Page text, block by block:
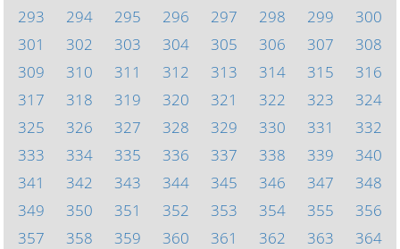
293
294 295 296 297 298 299
300
301
302 303 304 305 306 307
308
309
310 311 312 313 314 315
316
317
318 319 320 321 322 323
324
325
326 327 328 329 330 331
332
333
334 335 336 337 338 339
340
341
342 343 344 345 346 347
348
349
350 351 352 353 354 355
356
357
358 359 360 361 362 363 364